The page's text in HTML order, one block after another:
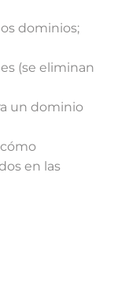
dominios;
(se eliminan
un dominio
en las